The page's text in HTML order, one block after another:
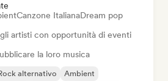
Canzone ItalianaDream pop
artisti con opportunità di eventi
la loro musica
alternativo
Ambient